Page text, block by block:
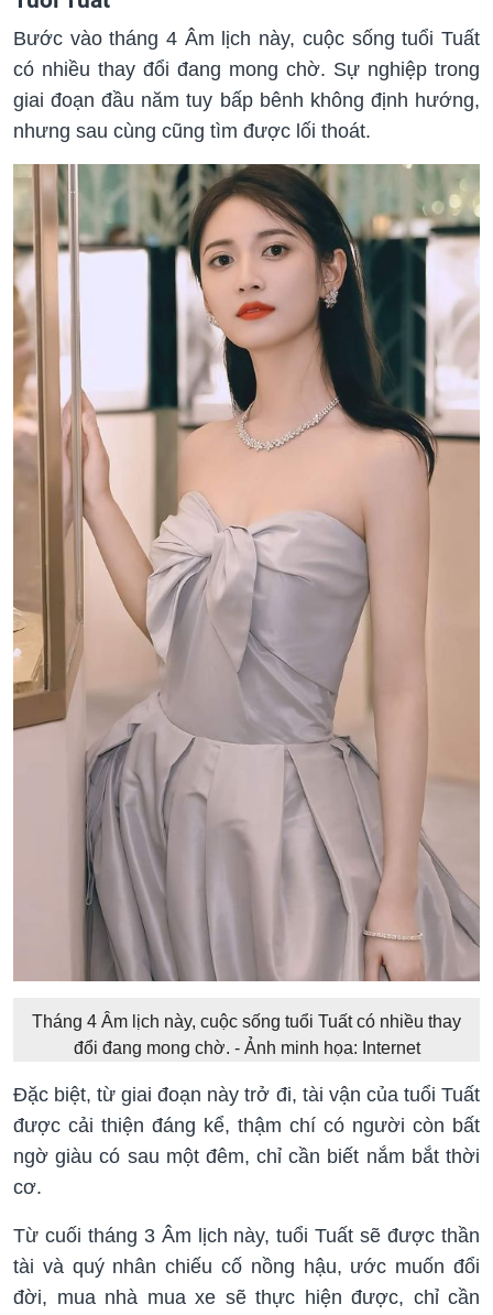
Bước vào tháng 4 Âm lịch này, cuộc sống tuổi Tuất
có nhiều thay đổi đang mong chờ. Sự nghiệp trong
giai đoạn đầu năm tuy bấp bênh không định hướng,
nhưng sau cùng cũng tìm được lối thoát.
Tháng 4 Âm lịch này, cuộc sống tuổi Tuất có nhiều thay
đổi đang mong chờ. - Ảnh minh họa: Internet
Đặc biệt, từ giai đoạn này trở đi, tài vận của tuổi Tuất
được cải thiện đáng kể, thậm chí có người còn bất
ngờ giàu có sau một đêm, chỉ cần biết nắm bắt thời
cơ.
Từ cuối tháng 3 Âm lịch này, tuổi Tuất sẽ được thần
tài và quý nhân chiếu cố nồng hậu, ước muốn đổi
đời, mua nhà mua xe sẽ thực hiện được, chỉ cần